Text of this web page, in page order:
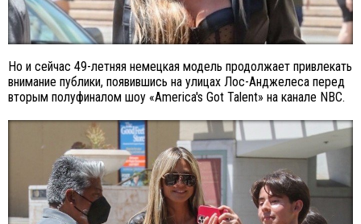
Но и сейчас 49-летняя немецкая модель продолжает привлекать
внимание публики, появившись на улицах Лос-Анджелеса перед
вторым полуфиналом шоу «America's Got Talent» на канале NBC.